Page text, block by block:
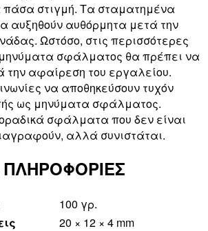
στιγμή. Τα σταματημένα
αυξηθούν αυθόρμητα μετά την
Ωστόσο, στις περισσότερες
σφάλματος θα πρέπει να
αφαίρεση του εργαλείου.
να αποθηκεύσουν τυχόν
ως μηνύματα σφάλματος.
σφάλματα που δεν είναι
αλλά συνιστάται.
ΠΛΗΡΟΦΟΡΙΕΣ
100 γρ.
20 × 12 × 4 mm